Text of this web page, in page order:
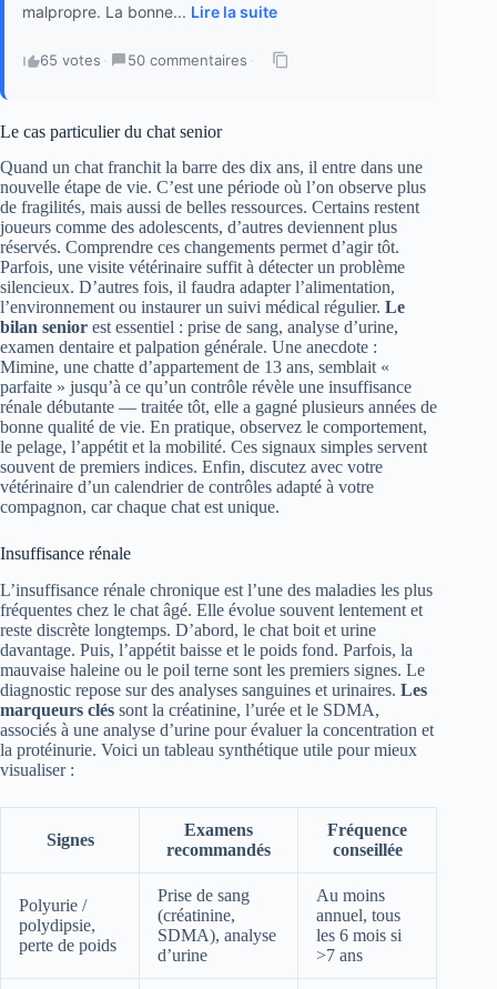
malpropre. La bonne... Lire la suite
65 votes · 50 commentaires ·
Le cas particulier du chat senior
Quand un chat franchit la barre des dix ans, il entre dans une
nouvelle étape de vie. C’est une période où l’on observe plus
de fragilités, mais aussi de belles ressources. Certains restent
joueurs comme des adolescents, d’autres deviennent plus
réservés. Comprendre ces changements permet d’agir tôt.
Parfois, une visite vétérinaire suffit à détecter un problème
silencieux. D’autres fois, il faudra adapter l’alimentation,
l’environnement ou instaurer un suivi médical régulier. Le
bilan senior est essentiel : prise de sang, analyse d’urine,
examen dentaire et palpation générale. Une anecdote :
Mimine, une chatte d’appartement de 13 ans, semblait «
parfaite » jusqu’à ce qu’un contrôle révèle une insuffisance
rénale débutante — traitée tôt, elle a gagné plusieurs années de
bonne qualité de vie. En pratique, observez le comportement,
le pelage, l’appétit et la mobilité. Ces signaux simples servent
souvent de premiers indices. Enfin, discutez avec votre
vétérinaire d’un calendrier de contrôles adapté à votre
compagnon, car chaque chat est unique.
Insuffisance rénale
L’insuffisance rénale chronique est l’une des maladies les plus
fréquentes chez le chat âgé. Elle évolue souvent lentement et
reste discrète longtemps. D’abord, le chat boit et urine
davantage. Puis, l’appétit baisse et le poids fond. Parfois, la
mauvaise haleine ou le poil terne sont les premiers signes. Le
diagnostic repose sur des analyses sanguines et urinaires. Les
marqueurs clés sont la créatinine, l’urée et le SDMA,
associés à une analyse d’urine pour évaluer la concentration et
la protéinurie. Voici un tableau synthétique utile pour mieux
visualiser :
Signes
Examens
recommandés
Fréquence
conseillée
Polyurie /
polydipsie,
perte de poids
Prise de sang
(créatinine,
SDMA), analyse
d’urine
Au moins
annuel, tous
les 6 mois si
>7 ans